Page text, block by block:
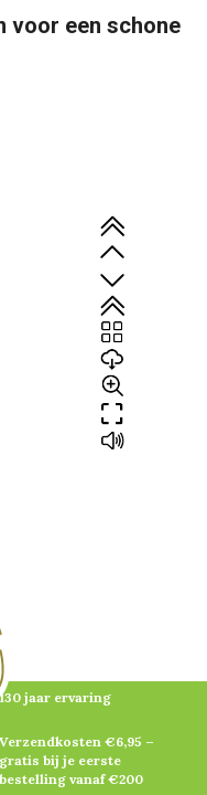
voor een schone
130 jaar ervaring
Verzendkosten €6,95 –
gratis bij je eerste
bestelling vanaf €200